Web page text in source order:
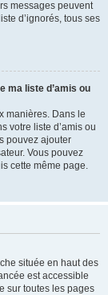
messages peuvent
d’ignorés, tous ses
ma liste d’amis ou
manières. Dans le
votre liste d’amis ou
pouvez ajouter
Vous pouvez
cette même page.
située en haut des
est accessible
sur toutes les pages